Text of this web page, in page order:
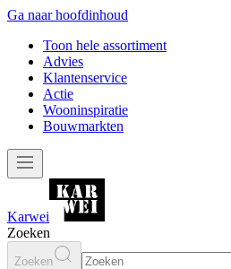
Ga naar hoofdinhoud
Toon hele assortiment
Advies
Klantenservice
Actie
Wooninspiratie
Bouwmarkten
Karwei
Zoeken
Zoeken